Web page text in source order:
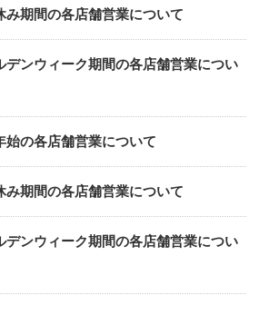
み期間の各店舗営業について
デンウィーク期間の各店舗営業につい
始の各店舗営業について
み期間の各店舗営業について
デンウィーク期間の各店舗営業につい